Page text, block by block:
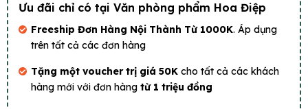
Ưu đãi chỉ có tại Văn phòng phẩm Hoa Điệp
Freeship Đơn Hàng Nội Thành Từ 1000K. Áp dụng
trên tất cả các đơn hàng
Tặng một voucher trị giá 50K cho tất cả các khách
hàng mới với đơn hàng từ 1 triệu đồng